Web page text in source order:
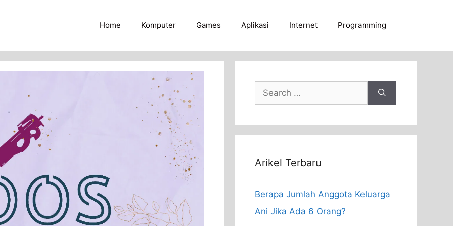
Home Komputer Games Aplikasi Internet Programming
Search
for:
Arikel Terbaru
Berapa Jumlah Anggota Keluarga
Ani Jika Ada 6 Orang?